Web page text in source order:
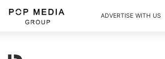
ADVERTISE WITH US